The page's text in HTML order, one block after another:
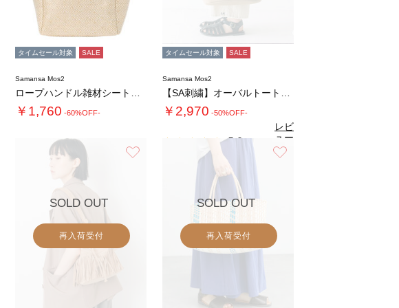
タイムセール対象 SALE
Samansa Mos2
￥1,760 -60%OFF-
タイムセール対象 SALE
Samansa Mos2
￥2,970 -50%OFF-
5.0（1）
レビ
ュー
を見
る
SOLD OUT
再入荷受付
SOLD OUT
再入荷受付